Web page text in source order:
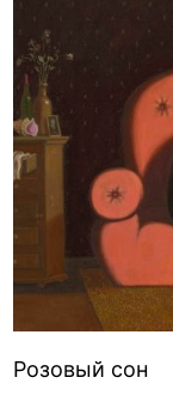
Розовый сон